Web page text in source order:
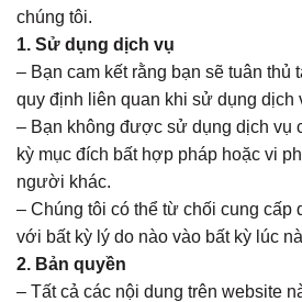
chúng tôi.
1. Sử dụng dịch vụ
– Bạn cam kết rằng bạn sẽ tuân thủ
quy định liên quan khi sử dụng dịch
– Bạn không được sử dụng dịch vụ
kỳ mục đích bất hợp pháp hoặc vi
người khác.
– Chúng tôi có thể từ chối cung cấp
với bất kỳ lý do nào vào bất kỳ lúc
2. Bản quyền
– Tất cả các nội dung trên website